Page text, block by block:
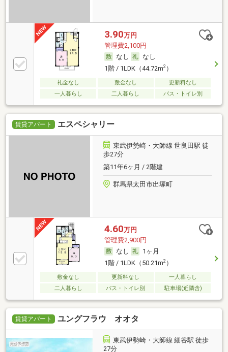
3.90万円
管理費2,100円
なし
なし
1階 / 1LDK（44.72m2）
礼金なし 敷金なし
更新料なし
一人暮らし
二人暮らし バス・トイレ別
賃貸アパート エスペシャリー
東武伊勢崎・大師線 世良田駅 徒
歩27分
築11年6ヶ月 / 2階建
群馬県太田市出塚町
4.60万円
管理費2,900円
なし
1ヶ月
1階 / 1LDK（50.21m2）
敷金なし 更新料なし
一人暮らし
二人暮らし
バス・トイレ別 駐車場(近隣含)
賃貸アパート ユングフラウ オオタ
東武伊勢崎・大師線 細谷駅 徒歩
27分